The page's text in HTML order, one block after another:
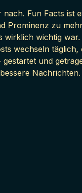
Fun Facts ist
Prominenz zu
wichtig
wechseln täglich,
und